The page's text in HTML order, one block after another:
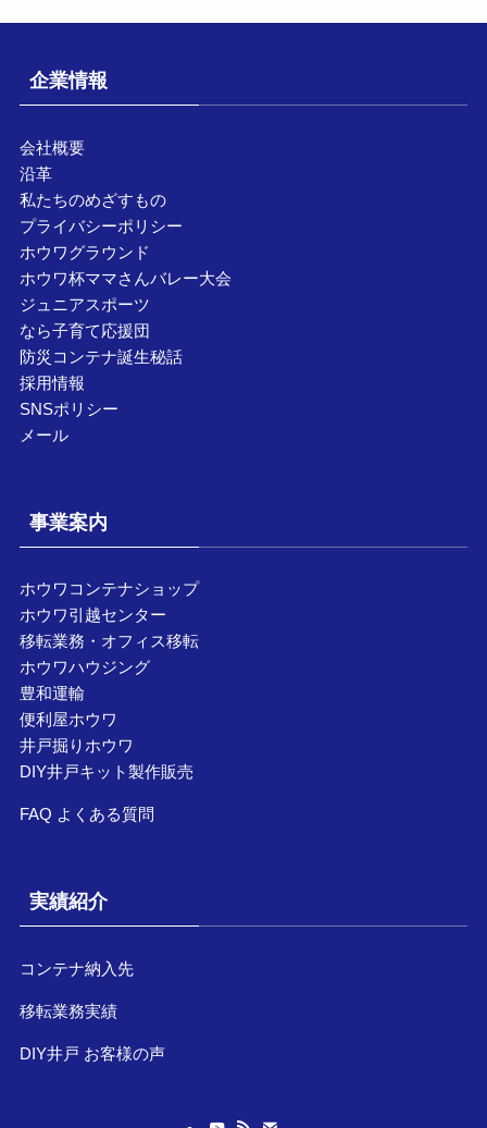
企業情報
会社概要
沿革
私たちのめざすもの
プライバシーポリシー
ホウワグラウンド
ホウワ杯ママさんバレー大会
ジュニアスポーツ
なら子育て応援団
防災コンテナ誕生秘話
採用情報
SNSポリシー
メール
事業案内
ホウワコンテナショップ
ホウワ引越センター
移転業務・オフィス移転
ホウワハウジング
豊和運輸
便利屋ホウワ
井戸掘りホウワ
DIY井戸キット製作販売
FAQ よくある質問
実績紹介
コンテナ納入先
移転業務実績
DIY井戸 お客様の声